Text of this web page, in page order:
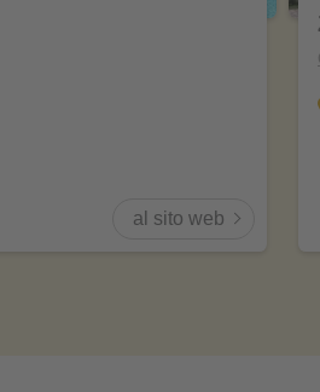
al sito web